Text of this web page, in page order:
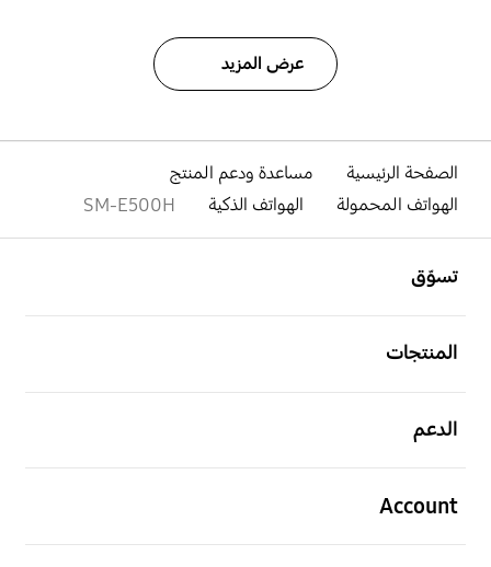
عرض المزيد
الصفحة الرئيسية
مساعدة ودعم المنتج
الهواتف المحمولة
الهواتف الذكية SM-E500H
تسوّق
المنتجات
الدعم
Account